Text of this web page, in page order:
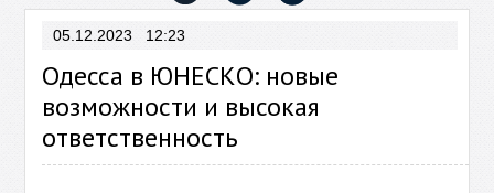
05.12.2023 12:23
Одесса в ЮНЕСКО: новые
возможности и высокая
ответственность